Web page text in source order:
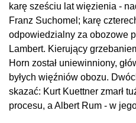
karę sześciu lat więzienia -
Franz Suchomel; karę
odpowiedzialny za obozowe
Lambert. Kierujący
Horn został uniewinniony,
byłych więźniów obozu.
skazać: Kurt Kuettner zmarł
procesu, a Albert Rum - w